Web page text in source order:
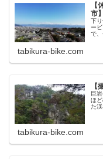
市】
下
ー
で
tabikura-bike.com
巨
ほ
た
tabikura-bike.com